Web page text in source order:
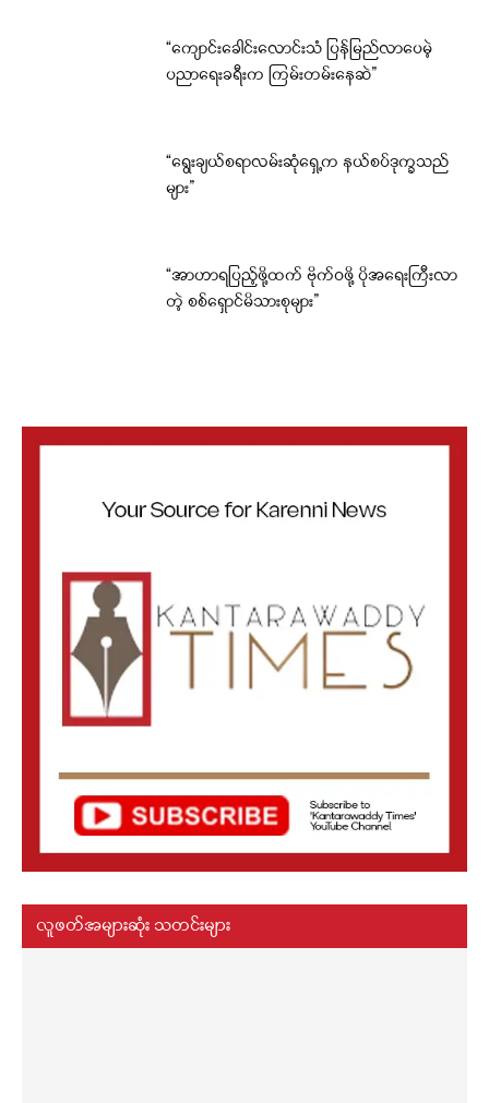
“ကျောင်းခေါင်းလောင်းသံ ပြန်မြည်လာပေမဲ့
ပညာရေးခရီးက ကြမ်းတမ်းနေဆဲ”
“ရွေးချယ်စရာလမ်းဆုံရှေ့က နယ်စပ်ဒုက္ခသည်
များ”
“အာဟာရပြည့်ဖို့ထက် ဗိုက်ဝဖို့ ပိုအရေးကြီးလာ
တဲ့ စစ်ရှောင်မိသားစုများ”
လူဖတ်အများဆုံး သတင်းများ